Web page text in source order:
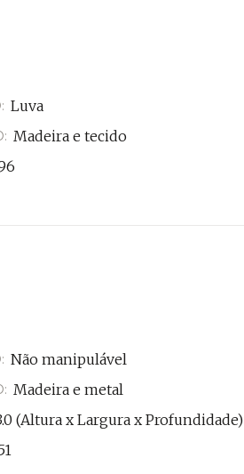
Luva
Madeira e tecido
Não manipulável
Madeira e metal
(Altura x Largura x Profundidade)